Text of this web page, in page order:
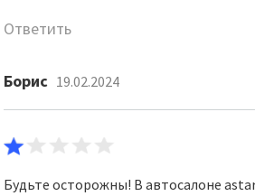
Ответить
Борис 19.02.2024
Будьте осторожны! В автосалоне